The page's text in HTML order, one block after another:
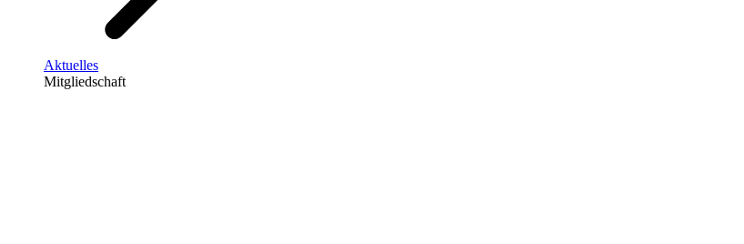
Aktuelles
Mitgliedschaft